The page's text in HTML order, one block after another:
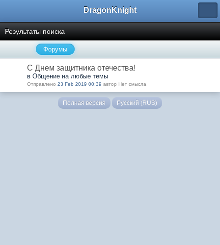
DragonKnight
Результаты поиска
Форумы
С Днем защитника отечества!
в Общение на любые темы
Отправлено 23 Feb 2019 00:39 автор Нет смысла
Полная версия Русский (RUS)